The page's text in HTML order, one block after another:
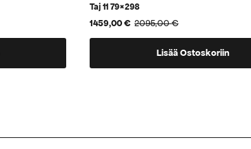
Taj 11 79×298
2095,00€
Alkuperäinen
hinta
1459,00€
Nykyinen
hinta
Lisää Ostoskoriin